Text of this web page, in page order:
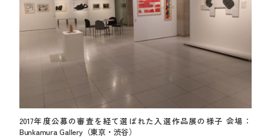
2017年度公募の審査を経て選ばれた入選作品展の様子 会場：
Bunkamura Gallery（東京・渋谷）